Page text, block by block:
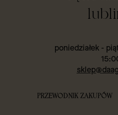
poniedziałek -
Linki w stopce
PRZEWODNIK ZAKUPÓW